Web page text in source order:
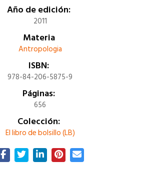
Año de edición:
2011
Materia
Antropologia
ISBN:
978-84-206-5875-9
Páginas:
656
Colección:
El libro de bolsillo (LB)